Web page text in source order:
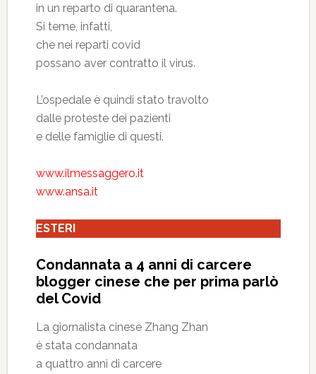
in un reparto di quarantena.
Si teme, infatti,
che nei reparti covid
possano aver contratto il virus.
L’ospedale è quindi stato travolto
dalle proteste dei pazienti
e delle famiglie di questi.
www.ilmessaggero.it
www.ansa.it
ESTERI
Condannata a 4 anni di carcere
blogger cinese che per prima parlò
del Covid
La giornalista cinese Zhang Zhan
è stata condannata
a quattro anni di carcere